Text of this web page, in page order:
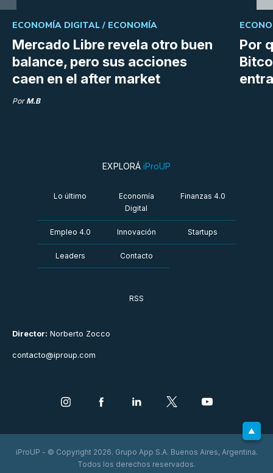
Mercado Libre revela otro buen
balance, pero sus acciones
caen en el after market
ECONOMÍA DIGITAL / ECONOMÍA
Por M.B
Por
Director: Norberto Zocco
contacto@iproup.com
EXPLORÁ iProUP
Lo último
Economía
Digital
Finanzas 4.0
Empleo 4.0 Innovación Startups
Leaders Contacto
RSS
iProUP - © Copyright 2026. Grupo App S.A. Buenos Aires, Argentina.
Todos los derechos reservados.